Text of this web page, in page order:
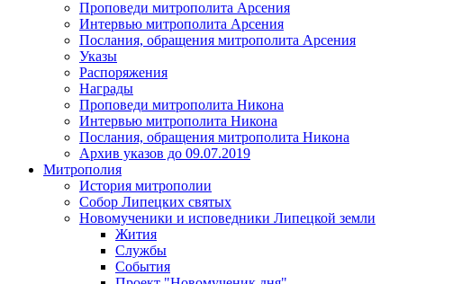
Проповеди митрополита Арсения
Интервью митрополита Арсения
Послания, обращения митрополита Арсения
Указы
Распоряжения
Награды
Проповеди митрополита Никона
Интервью митрополита Никона
Послания, обращения митрополита Никона
Архив указов до 09.07.2019
Митрополия
История митрополии
Собор Липецких святых
Новомученики и исповедники Липецкой земли
Жития
Службы
События